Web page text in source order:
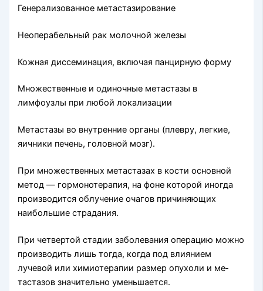
Генерализованное метастазирование
Неоперабельный рак молочной железы
Кожная диссеминация, включая панцирную форму
Множественные и одиночные метастазы в
лимфоузлы при любой локализации
Метастазы во внутренние органы (плевру, легкие,
яичники печень, головной мозг).
При множественных метастазах в кости основной
метод — гормо­нотерапия, на фоне которой иногда
производится облучение очагов причиняющих
наибольшие страдания.
При четвертой стадии заболевания операцию можно
производить лишь тогда, когда под влиянием
лучевой или химиотерапии размер опухоли и ме­
тастазов значительно уменьшается.